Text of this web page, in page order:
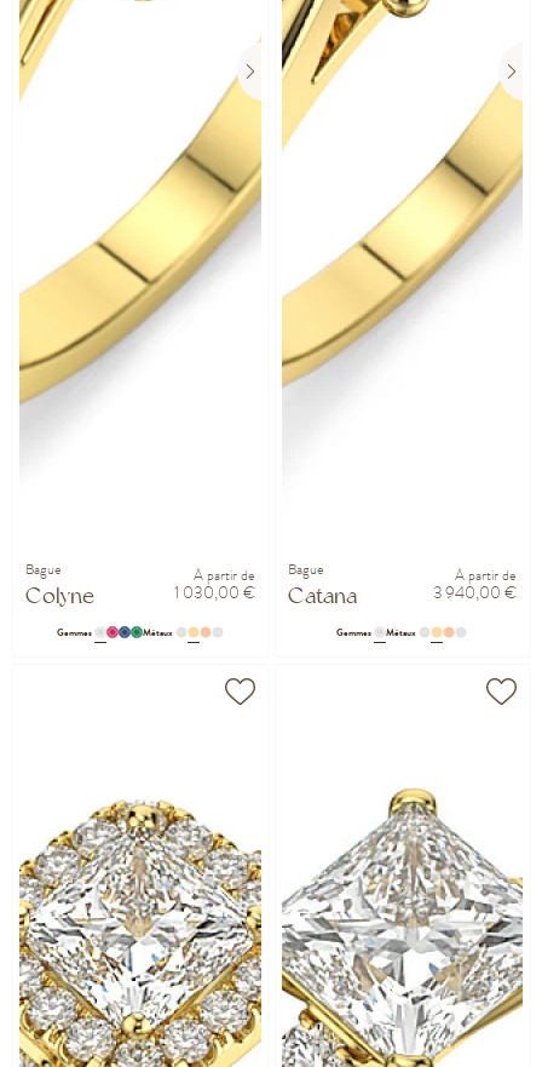
Bague
Colyne
À partir de
1 030,00 €
Gemmes Métaux
Bague
Catana
À partir de
3 940,00 €
Gemmes Métaux